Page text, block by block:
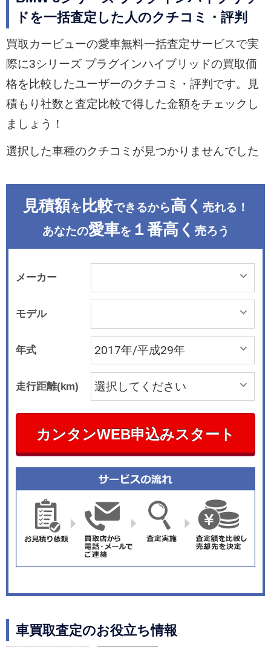
ドを一括査定した人のクチコミ・評判
買取カービューの愛車無料一括査定サービスで実
際に3シリーズ プラグインハイブリッドの買取価
格を比較したユーザーのクチコミ・評判です。見
積もり社数と査定比較で得した金額をチェックし
ましょう！
選択した車種のクチコミが見つかりませんでした
見積額を 比較できるから高く 売れる！
あなたの愛車を １番高く 売ろう
メーカー
モデル
年式
走行距離(km)
カンタンWEB申込みスタート
車買取査定のお役立ち情報